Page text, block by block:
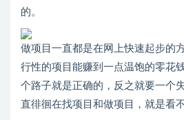
的。
做项目一直都是在网上快速起步的
行性的项目能赚到一点温饱的零花
个路子就是正确的，反之就要一个
直徘徊在找项目和做项目，就是看